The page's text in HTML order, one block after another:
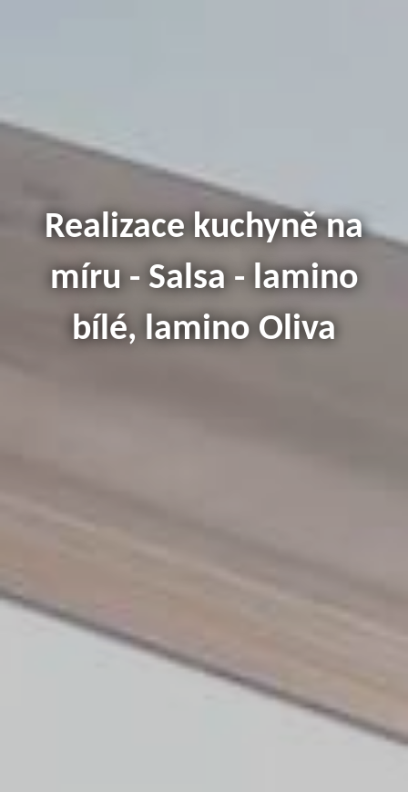
Realizace kuchyně na
míru - Salsa - lamino
bílé, lamino Oliva